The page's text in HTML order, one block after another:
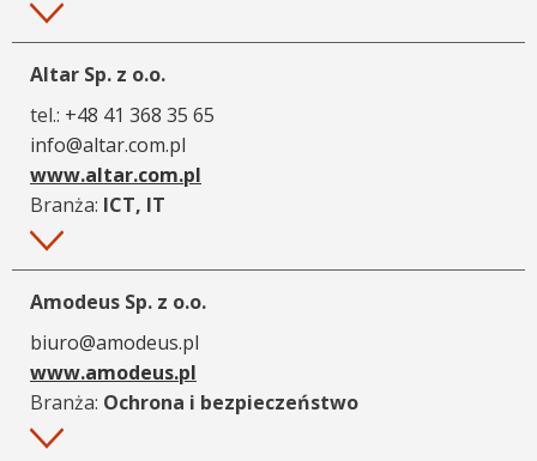
Więcej
Altar Sp. z o.o.
tel.: +48 41 368 35 65
info@altar.com.pl
www.altar.com.pl
Branża: ICT, IT
Więcej
Amodeus Sp. z o.o.
biuro@amodeus.pl
www.amodeus.pl
Branża: Ochrona i bezpieczeństwo
Więcej